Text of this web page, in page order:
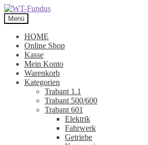
Zur
Navigation
springen
Zum
Inhalt
springen
Menü
HOME
Online Shop
Kasse
Mein Konto
Warenkorb
Kategorien
Trabant 1.1
Trabant 500/600
Trabant 601
Elektrik
Fahrwerk
Getriebe